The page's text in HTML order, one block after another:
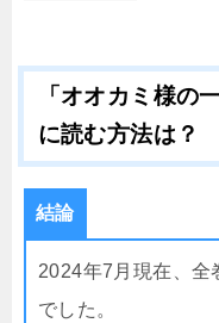
「オオカミ様の
に読む方法は？
結論
2024年7月現在、全
でした。